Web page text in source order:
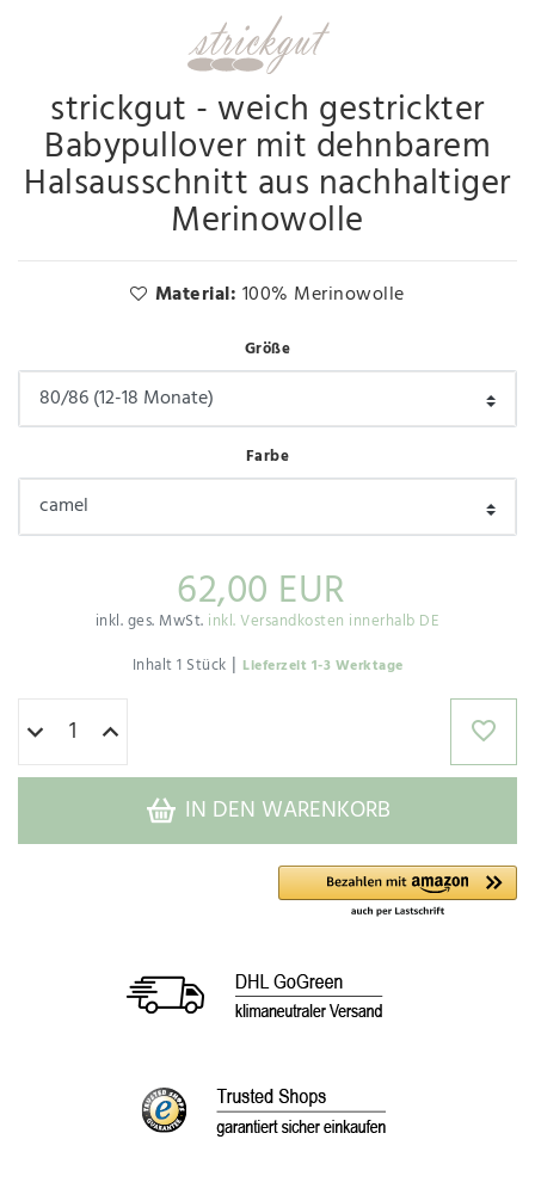
strickgut - weich gestrickter
Babypullover mit dehnbarem
Halsausschnitt aus nachhaltiger
Merinowolle
Material: 100% Merinowolle
Größe
Farbe
62,00 EUR
inkl. ges. MwSt. inkl. Versandkosten innerhalb DE
Inhalt1 Stück | Lieferzeit 1-3 Werktage
IN DEN WARENKORB